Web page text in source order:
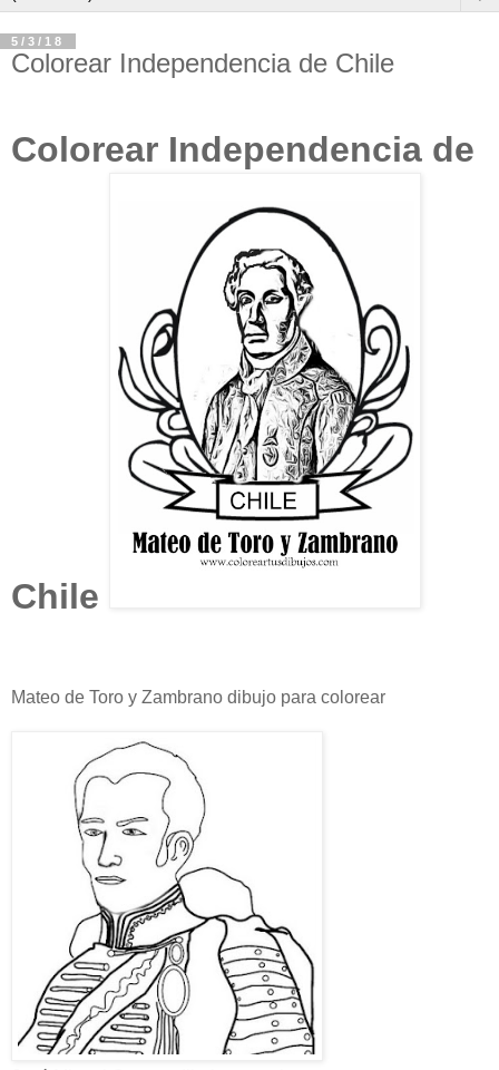
5/3/18
Colorear Independencia de Chile
Colorear Independencia de
Chile
Mateo de Toro y Zambrano dibujo para colorear